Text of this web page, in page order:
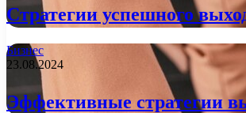
Стратегии успешного
Бизнес
23.08.2024
Эффективные стратегии